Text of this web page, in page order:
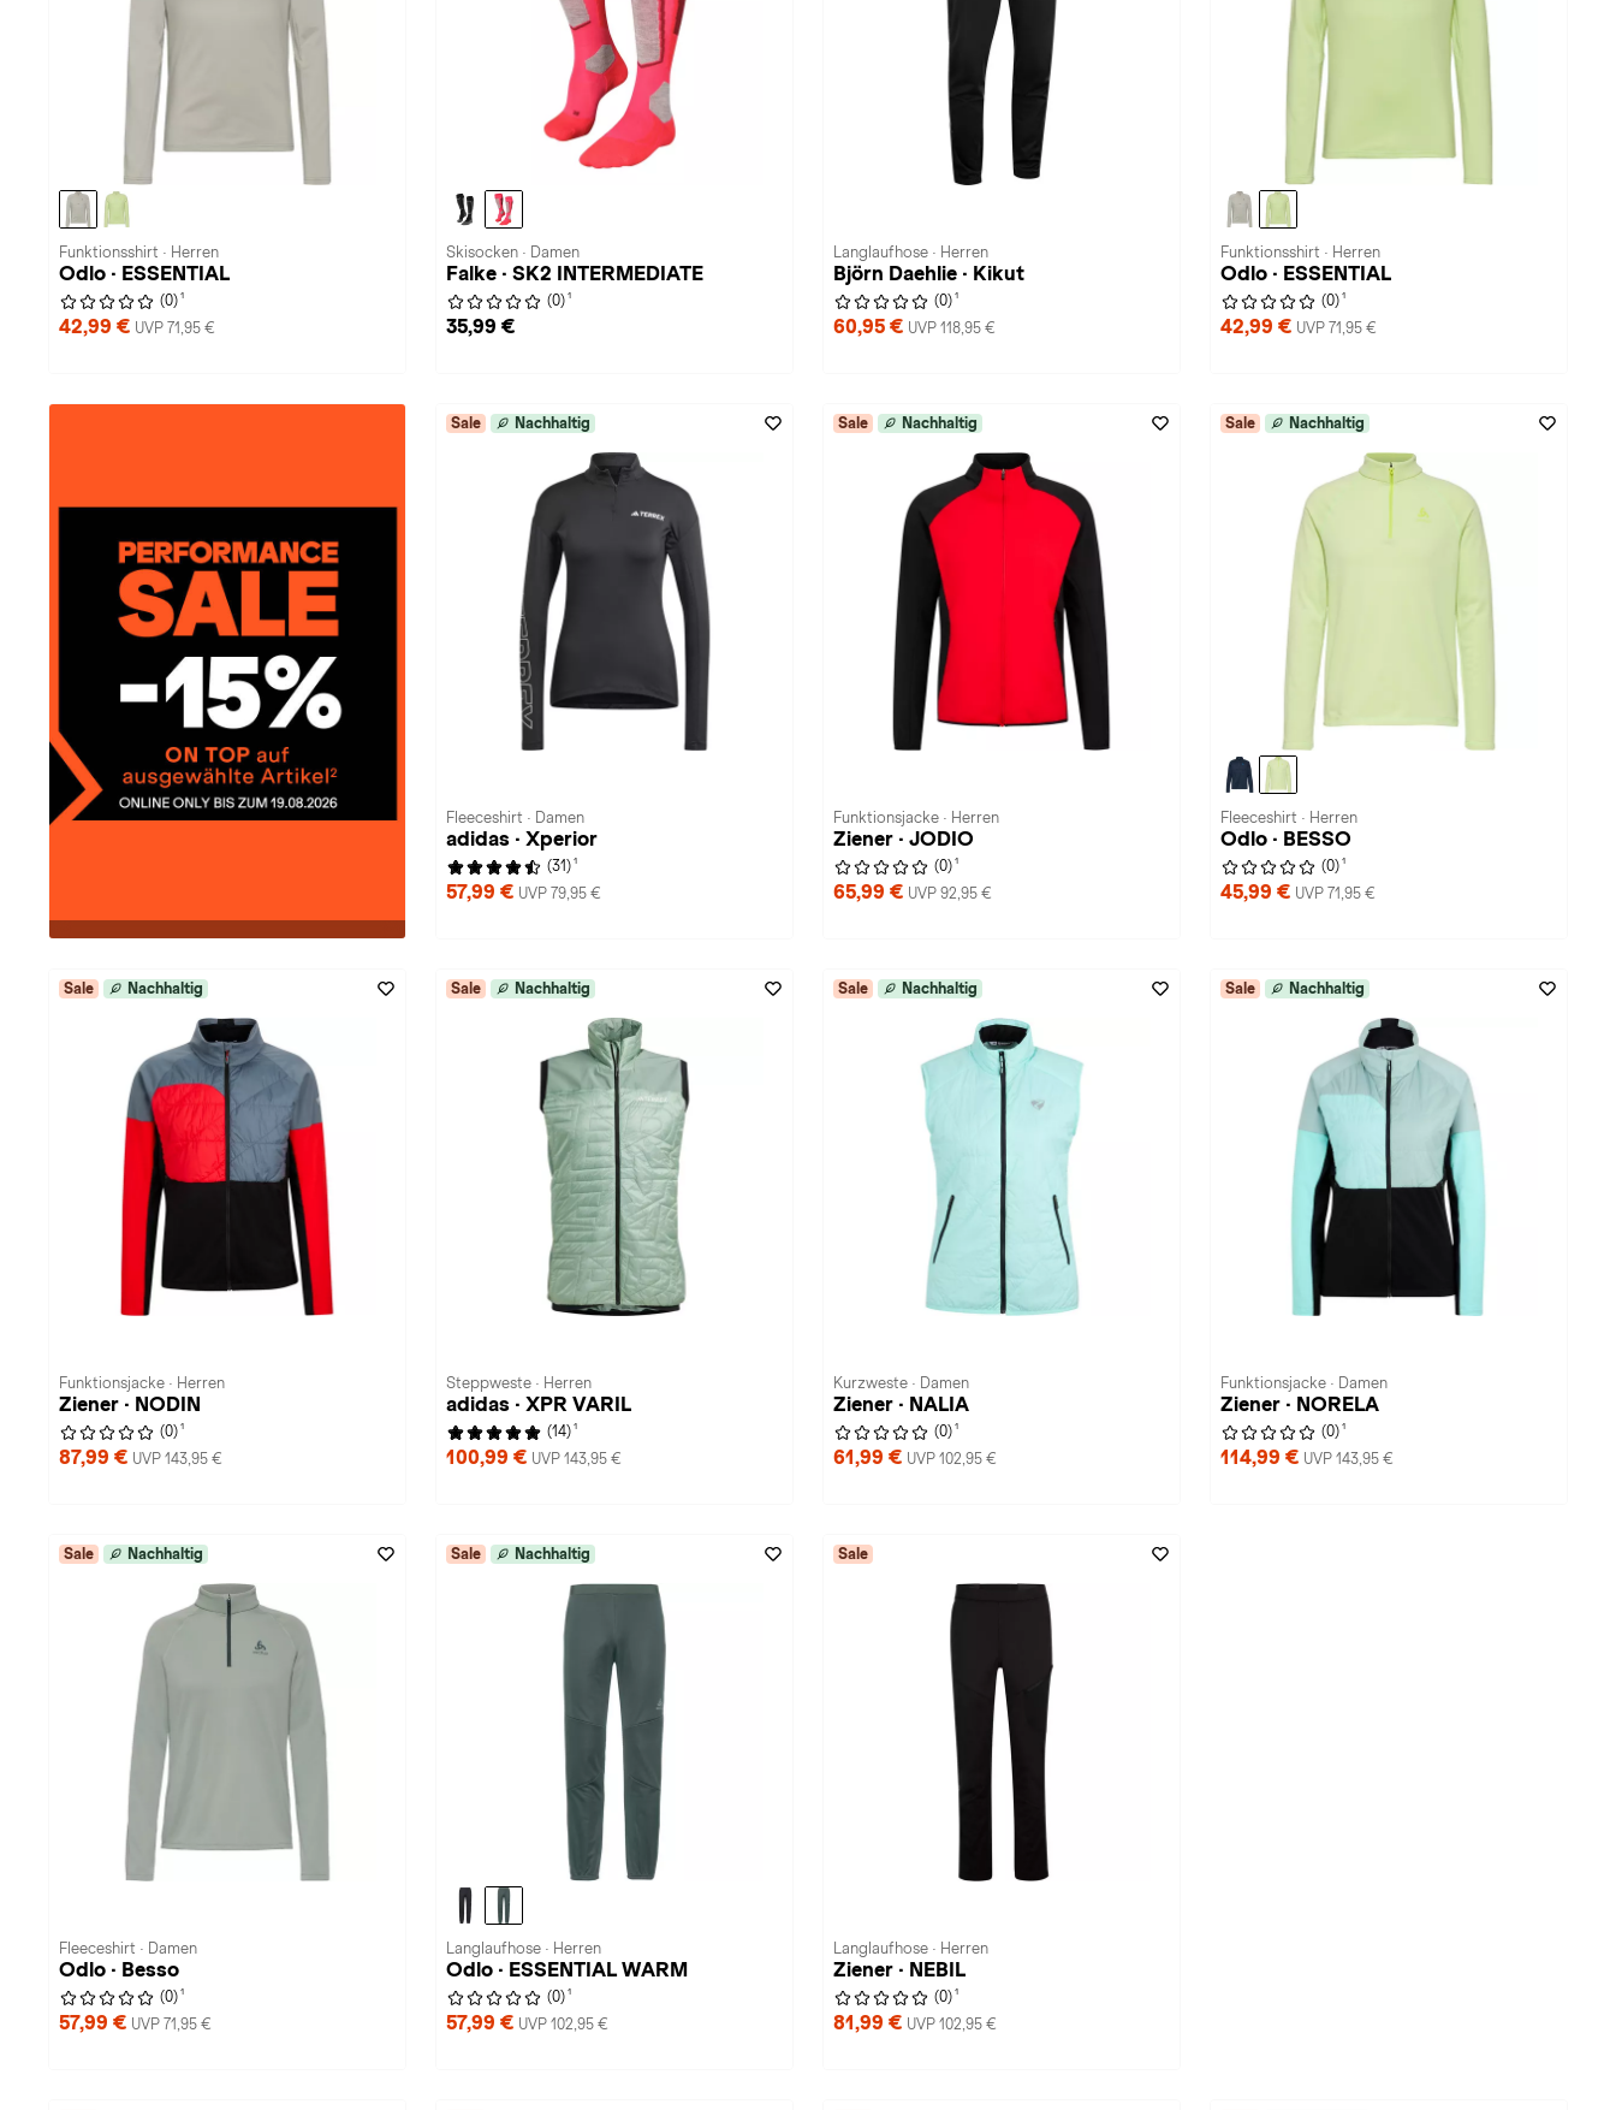
Funktionsshirt · Herren
Odlo · ESSENTIAL
(0) 1
42,99 € UVP 71,95 €
Skisocken · Damen
Falke · SK2 INTERMEDIATE
(0) 1
35,99 €
Langlaufhose · Herren
Björn Daehlie · Kikut
(0) 1
60,95 € UVP 118,95 €
Funktionsshirt · Herren
Odlo · ESSENTIAL
(0) 1
42,99 € UVP 71,95 €
Sale Nachhaltig
Fleeceshirt · Damen
adidas · Xperior
(31) 1
57,99 € UVP 79,95 €
Sale Nachhaltig
Funktionsjacke · Herren
Ziener · JODIO
(0) 1
65,99 € UVP 92,95 €
Sale Nachhaltig
Fleeceshirt · Herren
Odlo · BESSO
(0) 1
45,99 € UVP 71,95 €
Sale Nachhaltig
Funktionsjacke · Herren
Ziener · NODIN
(0) 1
87,99 € UVP 143,95 €
Sale Nachhaltig
Steppweste · Herren
adidas · XPR VARIL
(14) 1
100,99 € UVP 143,95 €
Sale Nachhaltig
Kurzweste · Damen
Ziener · NALIA
(0) 1
61,99 € UVP 102,95 €
Sale Nachhaltig
Funktionsjacke · Damen
Ziener · NORELA
(0) 1
114,99 € UVP 143,95 €
Sale Nachhaltig
Fleeceshirt · Damen
Odlo · Besso
(0) 1
57,99 € UVP 71,95 €
Sale Nachhaltig
Langlaufhose · Herren
Odlo · ESSENTIAL WARM
(0) 1
57,99 € UVP 102,95 €
Sale
Langlaufhose · Herren
Ziener · NEBIL
(0) 1
81,99 € UVP 102,95 €